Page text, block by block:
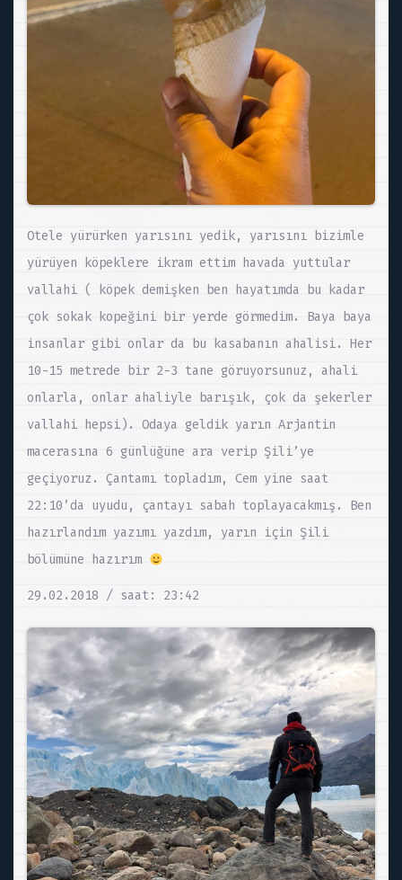
Otele yürürken yarısını yedik, yarısını bizimle
yürüyen köpeklere ikram ettim havada yuttular
vallahi ( köpek demişken ben hayatımda bu kadar
çok sokak kopeğini bir yerde görmedim. Baya baya
insanlar gibi onlar da bu kasabanın ahalisi. Her
10-15 metrede bir 2-3 tane göruyorsunuz, ahali
onlarla, onlar ahaliyle barışık, çok da şekerler
vallahi hepsi). Odaya geldik yarın Arjantin
macerasına 6 günlüğüne ara verip Şili’ye
geçiyoruz. Çantamı topladım, Cem yine saat
22:10’da uyudu, çantayı sabah toplayacakmış. Ben
hazırlandım yazımı yazdım, yarın için Şili
bölümüne hazırım
29.02.2018 / saat: 23:42